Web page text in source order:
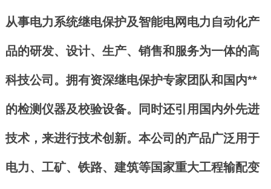
从事电力系统继电保护及智能电网电力自动化产
品的研发、设计、生产、销售和服务为一体的高
科技公司。拥有资深继电保护专家团队和国内**
的检测仪器及校验设备。同时还引用国内外先进
技术，来进行技术创新。本公司的产品广泛用于
电力、工矿、铁路、建筑等国家重大工程输配变